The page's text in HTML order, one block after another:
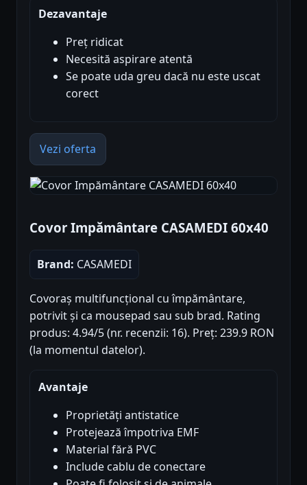
Dezavantaje
Preț ridicat
Necesită aspirare atentă
Se poate uda greu dacă nu este uscat
corect
Vezi oferta
Covor Impământare CASAMEDI 60x40
Brand: CASAMEDI
Covoraș multifuncțional cu împământare,
potrivit și ca mousepad sau sub brad. Rating
produs: 4.94/5 (nr. recenzii: 16). Preț: 239.9 RON
(la momentul datelor).
Avantaje
Proprietăți antistatice
Protejează împotriva EMF
Material fără PVC
Include cablu de conectare